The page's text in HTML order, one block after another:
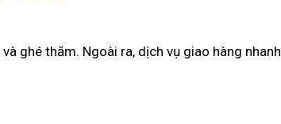
ghé thăm. Ngoài ra, dịch vụ giao hàng nhanh